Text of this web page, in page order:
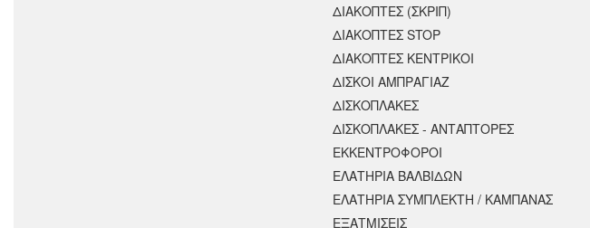
ΔΙΑΚΟΠΤΕΣ (ΣΚΡΙΠ)
ΔΙΑΚΟΠΤΕΣ STOP
ΔΙΑΚΟΠΤΕΣ ΚΕΝΤΡΙΚΟΙ
ΔΙΣΚΟΙ ΑΜΠΡΑΓΙΑΖ
ΔΙΣΚΟΠΛΑΚΕΣ
ΔΙΣΚΟΠΛΑΚΕΣ - ΑΝΤΑΠΤΟΡΕΣ
ΕΚΚΕΝΤΡΟΦΟΡΟΙ
ΕΛΑΤΗΡΙΑ ΒΑΛΒΙΔΩΝ
ΕΛΑΤΗΡΙΑ ΣΥΜΠΛΕΚΤΗ / ΚΑΜΠΑΝΑΣ
ΕΞΑΤΜΙΣΕΙΣ